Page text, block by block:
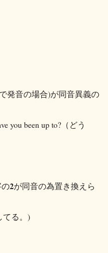
発音の場合)が同音異義の
you been up to?（どう
2が同音の為置き換えら
てる。)